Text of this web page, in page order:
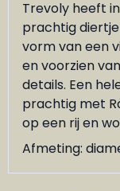
Trevoly heeft
prachtig
vorm van een
en voorzien
details. Een
prachtig met
op een rij en
Afmeting: